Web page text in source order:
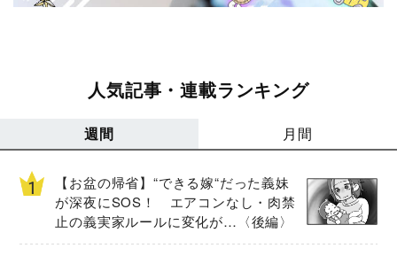
人気記事・連載ランキング
週間 月間
【お盆の帰省】“できる嫁“だった義妹
が深夜にSOS！ エアコンなし・肉禁
止の義実家ルールに変化が…〈後編〉